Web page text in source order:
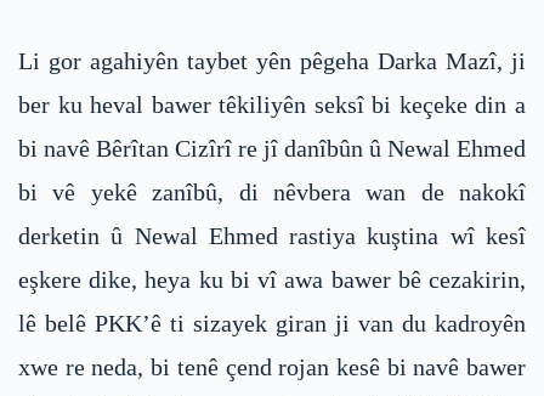
Li gor agahiyên taybet yên pêgeha Darka Mazî, ji
ber ku heval bawer têkiliyên seksî bi keçeke din a
bi navê Bêrîtan Cizîrî re jî danîbûn û Newal Ehmed
bi vê yekê zanîbû, di nêvbera wan de nakokî
derketin û Newal Ehmed rastiya kuştina wî kesî
eşkere dike, heya ku bi vî awa bawer bê cezakirin,
lê belê PKK’ê ti sizayek giran ji van du kadroyên
xwe re neda, bi tenê çend rojan kesê bi navê bawer